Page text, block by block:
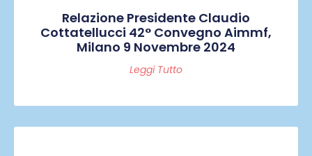
Relazione Presidente Claudio
Cottatellucci 42° Convegno Aimmf,
Milano 9 Novembre 2024
Leggi Tutto